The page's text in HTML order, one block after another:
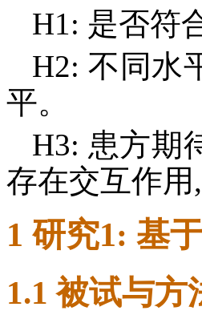
H1: 是否符
H2: 不同水
平。
H3: 患方期
存在交互作
1 研究1: 基
1.1 被试与方